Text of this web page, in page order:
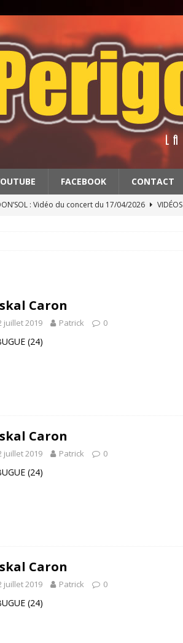
FACEBOOK CONTACT
: Vidéo du concert du 17/04/2026
VIDÉOS
Caron
juillet 2019 Patrick 0
(24)
Caron
juillet 2019 Patrick 0
(24)
Caron
juillet 2019 Patrick 0
(24)